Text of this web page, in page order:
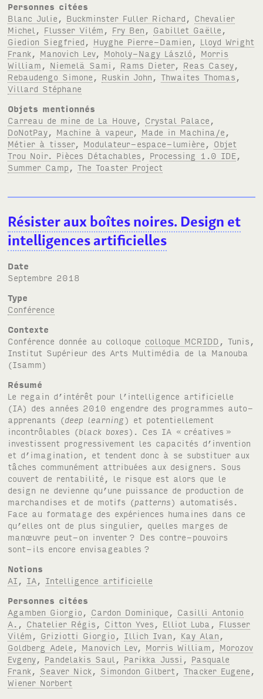
Personnes citées
Blanc Julie , Buckminster Fuller Richard , Chevalier
Michel , Flusser Vilém , Fry Ben , Gabillet Gaëlle ,
Giedion Siegfried , Huyghe Pierre-Damien , Lloyd Wright
Frank, Manovich Lev, Moholy-Nagy László , Morris
William , Niemelä Sami , Rams Dieter, Reas Casey,
Rebaudengo Simone , Ruskin John ,Thwaites Thomas ,
Villard Stéphane
Objets mentionnés
Carreau de mine de La Houve , Crystal Palace ,
DoNotPay, Machine à vapeur, Made in Machina/e ,
Métier à tisser, Modulateur-espace-lumière , Objet
Trou Noir. Pièces Détachables , Processing 1.0 IDE,
Summer Camp ,The Toaster Project
Résister aux boîtes noires. Design et
intelligences artificielles
Date
septembre 2018
Type
Conférence
Contexte
Conférence donnée au colloque colloque MCRIDD , Tunis,
Institut Supérieur des Arts Multimédia de la Manouba
(Isamm)
Résumé
Le regain d’intérêt pour l’intelligence artificielle
(IA) des années 2010 engendre des programmes auto-
apprenants (deep learning ) et potentiellement
incontrôlables (black boxes). Ces IA « créatives »
investissent progressivement les capacités d’invention
et d’imagination, et tendent donc à se substituer aux
tâches communément attribuées aux designers. Sous
couvert de rentabilité, le risque est alors que le
design ne devienne qu’une puissance de production de
marchandises et de motifs (patterns) automatisés.
Face au formatage des expériences humaines dans ce
qu’elles ont de plus singulier, quelles marges de
manœuvre peut-on inventer ? Des contre-pouvoirs
sont-ils encore envisageables ?
Notions
AI , IA, Intelligence artificielle
Personnes citées
Agamben Giorgio , Cardon Dominique , Casilli Antonio
A. , Chatelier Régis , Citton Yves , Elliot Luba , Flusser
Vilém , Griziotti Giorgio , Illich Ivan , Kay Alan ,
Goldberg Adele , Manovich Lev, Morris William , Morozov
Evgeny, Pandelakis Saul , Parikka Jussi , Pasquale
Frank, Seaver Nick, Simondon Gilbert ,Thacker Eugene ,
Wiener Norbert